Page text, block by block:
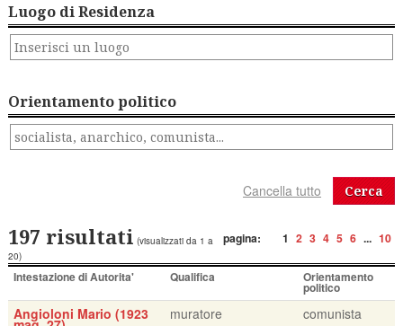
Luogo di Residenza
Orientamento politico
Cerca
pagina: 1 2 3 4 5 6 ... 10
197 risultati (visualizzati da 1 a
20)
Intestazione di Autorita' Qualifica Orientamento
politico
Angioloni Mario (1923 muratore comunista